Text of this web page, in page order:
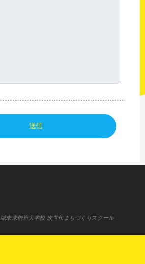
未来創造大学校 次世代まちづくりスクール